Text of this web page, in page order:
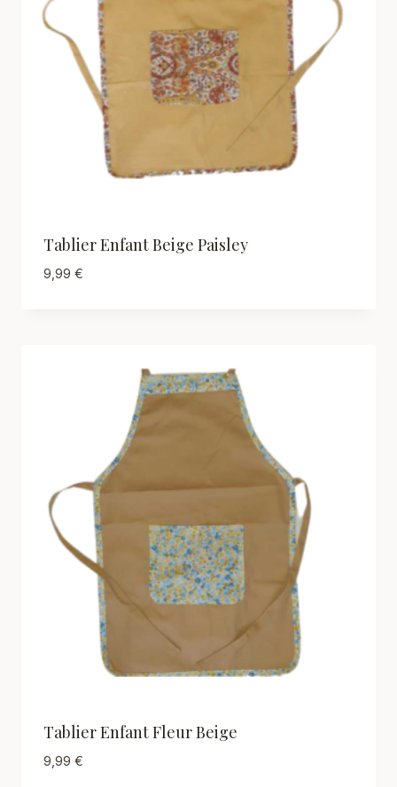
Tablier Enfant Beige Paisley
9,99 €
Tablier Enfant Fleur Beige
9,99 €